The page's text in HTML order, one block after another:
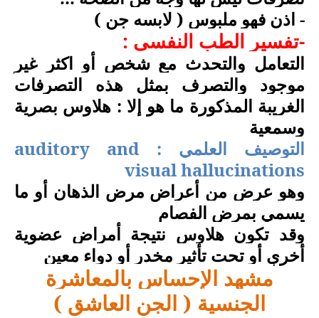
- اذن فهو ملبوس ( لابسه جن )
-تفسير الطب النفسي :
التعامل والتحدث مع شخص أو اكثر غير
موجود والتصرف بمثل هذه التصرفات
الغريبة المذكورة ما هو إلا : هلاوس بصرية
وسمعية
التوصيف العلمي : auditory and
visual hallucinations
وهو عرض من أعراض مرض الذهان أو ما
يسمي بمرض الفصام
وقد تكون هلاوس نتيجة أمراض عضوية
أخري أو تحت تأثير مخدر أو دواء معين
مشهد الإحساس بالمعاشرة
الجنسية ( الجن العاشق )